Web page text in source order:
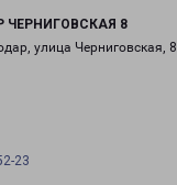
ЧЕРНИГОВСКАЯ 8
улица Черниговская, 8
23